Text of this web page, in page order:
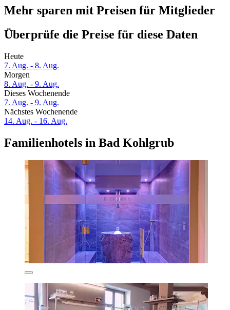
Mehr sparen mit Preisen für Mitglieder
Überprüfe die Preise für diese Daten
Heute
7. Aug. - 8. Aug.
Morgen
8. Aug. - 9. Aug.
Dieses Wochenende
7. Aug. - 9. Aug.
Nächstes Wochenende
14. Aug. - 16. Aug.
Familienhotels in Bad Kohlgrub